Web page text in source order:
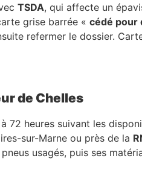
TSDA, qui affecte un
grise barrée « cédé pour
refermer le dossier.
de Chelles
72 heures suivant les
sur-Marne ou près de la
usagés, puis ses